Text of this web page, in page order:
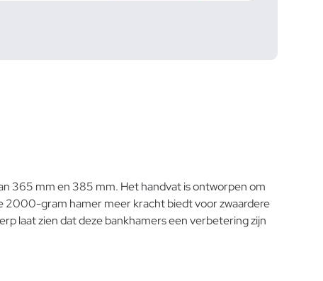
365 mm en 385 mm. Het handvat is ontworpen om
2000-gram hamer meer kracht biedt voor zwaardere
laat zien dat deze bankhamers een verbetering zijn